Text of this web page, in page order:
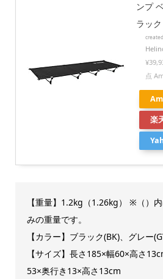
ンプ
ラッ
点
楽
【重量】1.2kg（1.26kg） ※（）
みの重量です。
【カラー】ブラック(BK)、グレー
【サイズ】長さ185×幅60×高さ
53×奥行き13×高さ13cm